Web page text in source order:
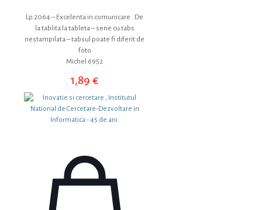
Lp.2064 – Excelenta in comunicare . De
la tablita la tableta – serie cu tabs
nestampilata – tabsul poate fi diferit de
foto
Michel 6952
1,89€